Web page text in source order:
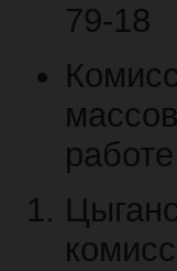
79-18